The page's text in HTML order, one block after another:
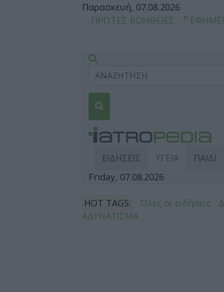
Παρασκευή, 07.08.2026
ΠΡΩΤΕΣ ΒΟΗΘΕΙΕΣ
ΕΙΔΗΣΕΙΣ ΥΓΕΙΑ ΠΑΙΔΙ
Friday, 07.08.2026
HOT TAGS: Όλες οι ειδήσεις
ΑΔΥΝΑΤΙΣΜΑ